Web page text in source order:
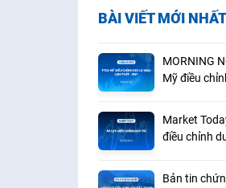
BÀI VIẾT MỚI NHẤT
MORNING
Mỹ điều
Market
điều chỉnh
Bản tin